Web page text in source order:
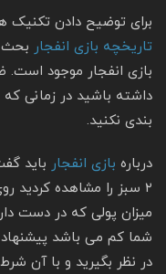
برای توضیح دادن تکنیک
تاریخچه بازی انفجار بحث
بازی انفجار موجود است.
داشته باشید در زمانی
بندی نکنید.
درباره بازی انفجار باید
۲ سبز را مشاهده کردید
میزان پولی که در دست
شما کم می باشد
در نظر بگیرید و با آن